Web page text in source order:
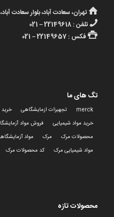
تهران، سعادت آباد، بلوار سعادت آباد، خیابان ۳۴ ام،
تلفن : 22149618 – 021
فکس : 22149657 – 021
تگ های ما
merck تجهیزات ازمایشگاهی
خرید مواد شیمیایی
فروش مواد
محصولات مرک
مرک مواد
مواد شیمیایی مرک
کد محصولات مرک
محصولات تازه